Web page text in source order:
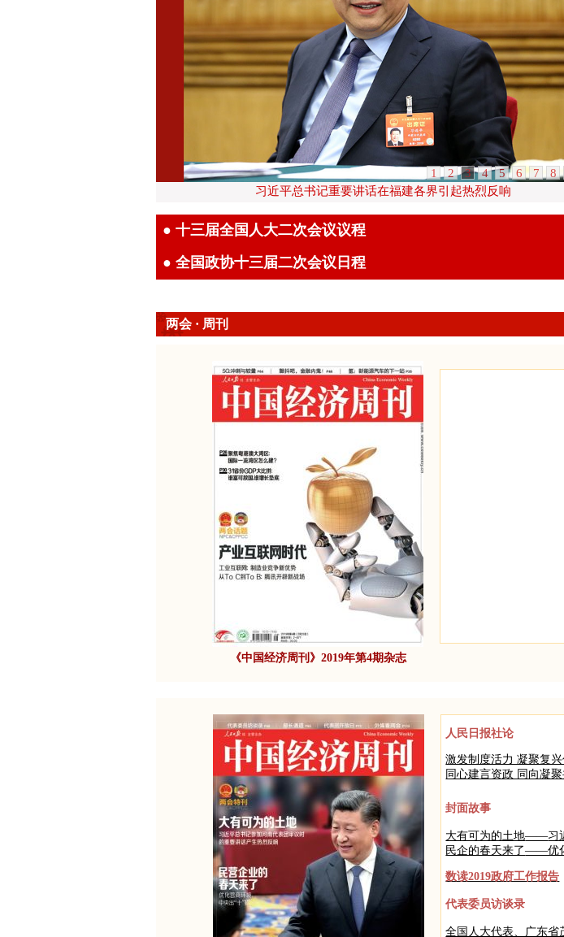
习近平总书记重要讲话在福建各界引起热烈反响
1 2 3 4 5 6 7 8
● 十三届全国人大二次会议议程
● 全国政协十三届二次会议日程
两会 · 周刊
《中国经济周刊》2019年第4期杂志
人民日报社论
激发制度活力 凝聚复
同心建言资政 同向凝
封面故事
大有可为的土地——习
民企的春天来了——优
数读2019政府工作报告
代表委员访谈录
全国人大代表、广东省